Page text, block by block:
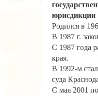
юрисдикции
Родился в
В 1987 г.
С 1987 года
края.
В 1992-м
суда
С мая 2001